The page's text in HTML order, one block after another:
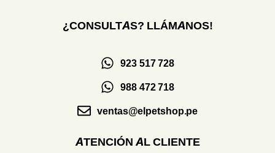
¿CONSULTAS? LLÁMANOS!
923 517 728
988 472 718
ventas@elpetshop.pe
ATENCIÓN AL CLIENTE